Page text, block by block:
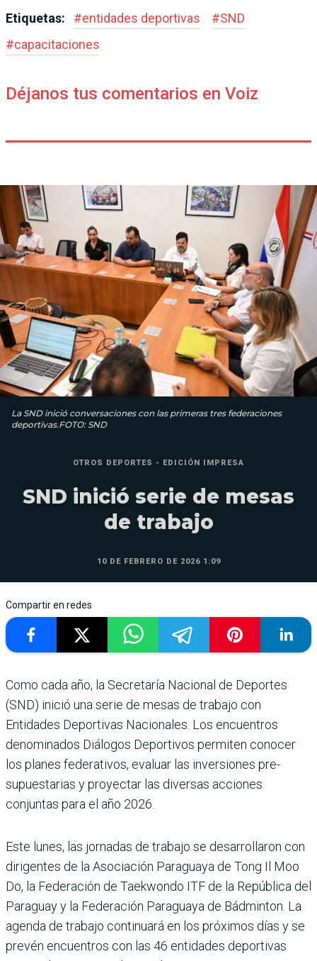
Etiquetas: #entidades deportivas #SND
#capacitaciones
Déjanos tus comentarios en Voiz
La SND inició conversaciones con las primeras tres federaciones
deportivas.FOTO: SND
OTROS DEPORTES - EDICIÓN IMPRESA
SND inició serie de mesas
de trabajo
10 DE FEBRERO DE 2026 1:09
Compartir en redes
Como cada año, la Secretaría Nacional de Deportes
(SND) inició una serie de mesas de trabajo con
Entidades Depor­tivas Nacionales. Los encuen­tros
denominados Diálogos Deportivos permiten cono­cer
los planes federativos, evaluar las inversiones pre­
supuestarias y proyectar las diversas acciones
conjuntas para el año 2026.
Este lunes, las jornadas de trabajo se desarrollaron con
dirigentes de la Asociación Paraguaya de Tong Il Moo
Do, la Federación de Tae­kwondo ITF de la República del
Paraguay y la Federación Paraguaya de Bádminton. La
agenda de trabajo continuará en los próximos días y se
pre­vén encuentros con las 46 entidades deportivas